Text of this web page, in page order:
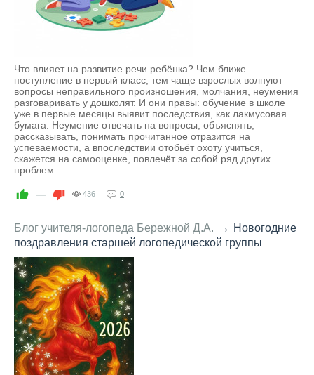
Что влияет на развитие речи ребёнка? Чем ближе
поступление в первый класс, тем чаще взрослых волнуют
вопросы неправильного произношения, молчания, неумения
разговаривать у дошколят. И они правы: обучение в школе
уже в первые месяцы выявит последствия, как лакмусовая
бумага. Неумение отвечать на вопросы, объяснять,
рассказывать, понимать прочитанное отразится на
успеваемости, а впоследствии отобьёт охоту учиться,
скажется на самооценке, повлечёт за собой ряд других
проблем.
— 436 0
Блог учителя-логопеда Бережной Д.А. → Новогодние
поздравления старшей логопедической группы